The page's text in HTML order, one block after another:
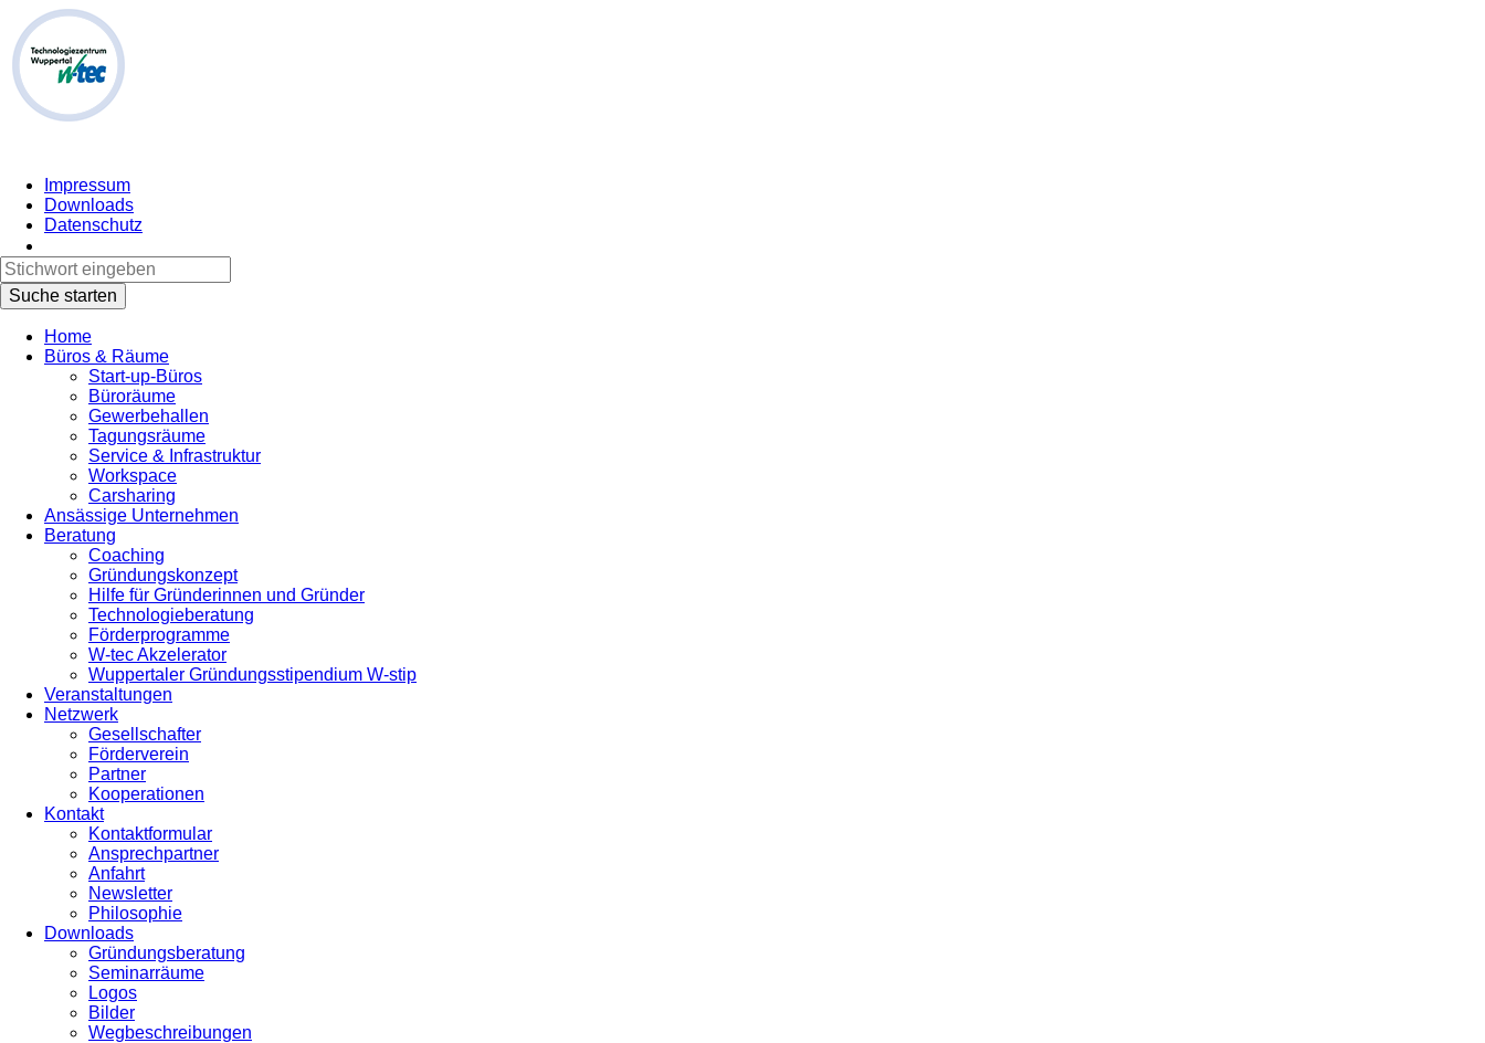
Impressum
Downloads
Datenschutz
Home
Büros & Räume
Start-up-Büros
Büroräume
Gewerbehallen
Tagungsräume
Service & Infrastruktur
Workspace
Carsharing
Ansässige Unternehmen
Beratung
Coaching
Gründungskonzept
Hilfe für Gründerinnen und Gründer
Technologieberatung
Förderprogramme
W-tec Akzelerator
Wuppertaler Gründungsstipendium W-stip
Veranstaltungen
Netzwerk
Gesellschafter
Förderverein
Partner
Kooperationen
Kontakt
Kontaktformular
Ansprechpartner
Anfahrt
Newsletter
Philosophie
Downloads
Gründungsberatung
Seminarräume
Logos
Bilder
Wegbeschreibungen